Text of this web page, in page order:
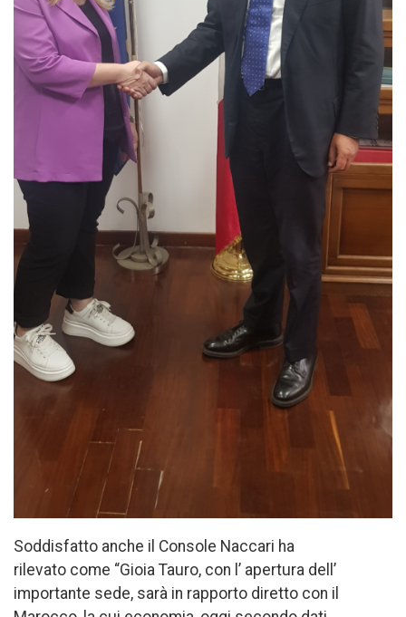
Soddisfatto anche il Console Naccari ha
rilevato come “Gioia Tauro, con l’ apertura dell’
importante sede, sarà in rapporto diretto con il